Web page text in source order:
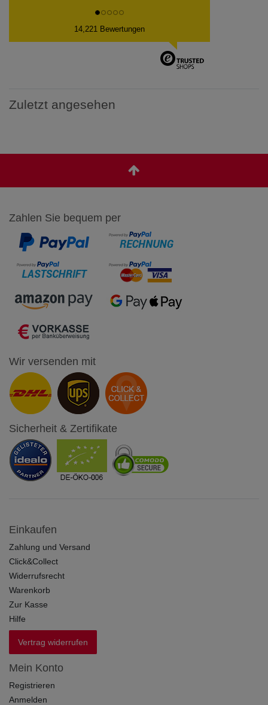
14,221 Bewertungen
Zuletzt angesehen
Zahlen Sie bequem per
Wir versenden mit
Sicherheit & Zertifikate
Einkaufen
Zahlung und Versand
Click&Collect
Widerrufsrecht
Warenkorb
Zur Kasse
Hilfe
Vertrag widerrufen
Mein Konto
Registrieren
Anmelden